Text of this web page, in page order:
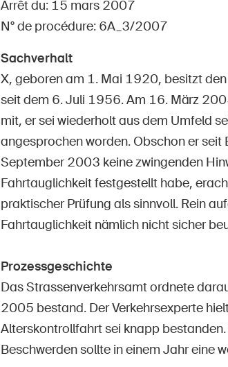
Page d'accueil
Arrêt du: 15 mars 2007
N° de procédure: 6A_3/2007
Sachverhalt
X, geboren am 1. Mai 1920, besitzt
seit dem 6. Juli 1956. Am 16. März
mit, er sei wiederholt aus dem Umfeld
angesprochen worden. Obschon er
September 2003 keine zwingenden
Fahrtauglichkeit festgestellt habe,
praktischer Prüfung als sinnvoll. Rein
Fahrtauglichkeit nämlich nicht sicher
Prozessgeschichte
Das Strassenverkehrsamt ordnete
2005 bestand. Der Verkehrsexperte
Alterskontrollfahrt sei knapp
Beschwerden sollte in einem Jahr eine